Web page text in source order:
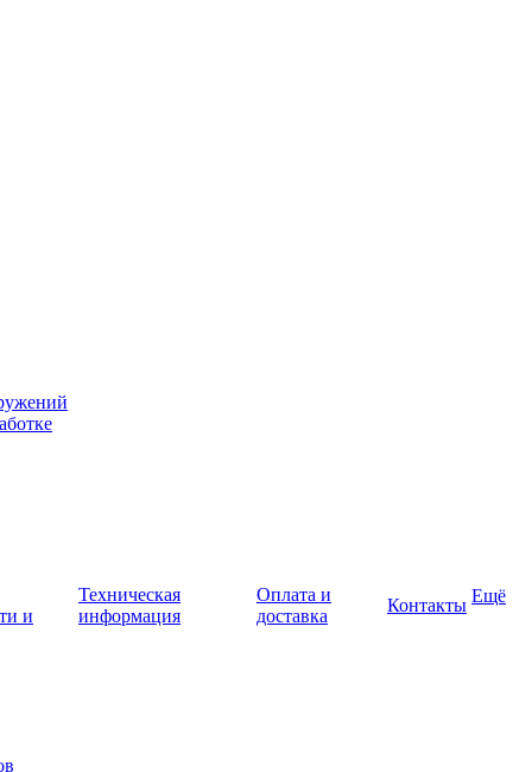
и
Техническая
информация
Оплата и
доставка
Контакты Ещё